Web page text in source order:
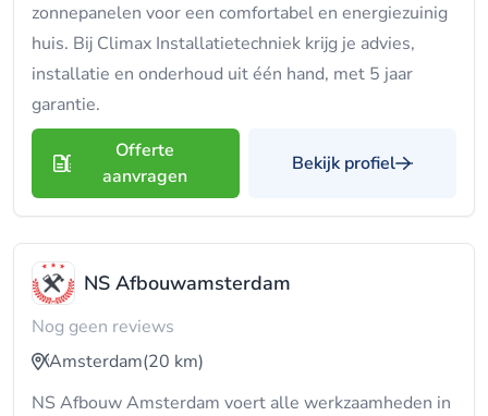
zonnepanelen voor een comfortabel en energiezuinig
huis. Bij Climax Installatietechniek krijg je advies,
installatie en onderhoud uit één hand, met 5 jaar
garantie.
Offerte
aanvragen
Bekijk profiel
NS Afbouwamsterdam
Nog geen reviews
Amsterdam(20 km)
NS Afbouw Amsterdam voert alle werkzaamheden in